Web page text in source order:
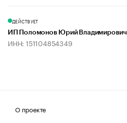
ДЕЙСТВУЕТ
ИП Поломонов Юрий Владимирович
ИНН: 151104854349
О проекте